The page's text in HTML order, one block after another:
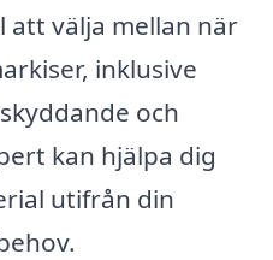
att välja mellan när
inklusive
och
kan hjälpa dig
utifrån din